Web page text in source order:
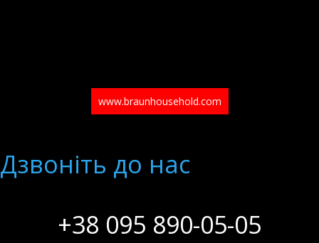
www.braunhousehold.com
Дзвонiть до нас
+38 095 890-05-05